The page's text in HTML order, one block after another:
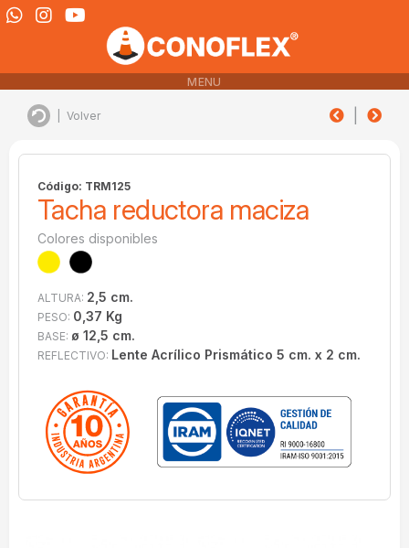
MENU
Volver
Código: TRM125
Tacha reductora maciza
Colores disponibles
ALTURA: 2,5 cm.
PESO: 0,37 Kg
BASE: ø 12,5 cm.
REFLECTIVO: Lente Acrílico Prismático 5 cm. x 2 cm.